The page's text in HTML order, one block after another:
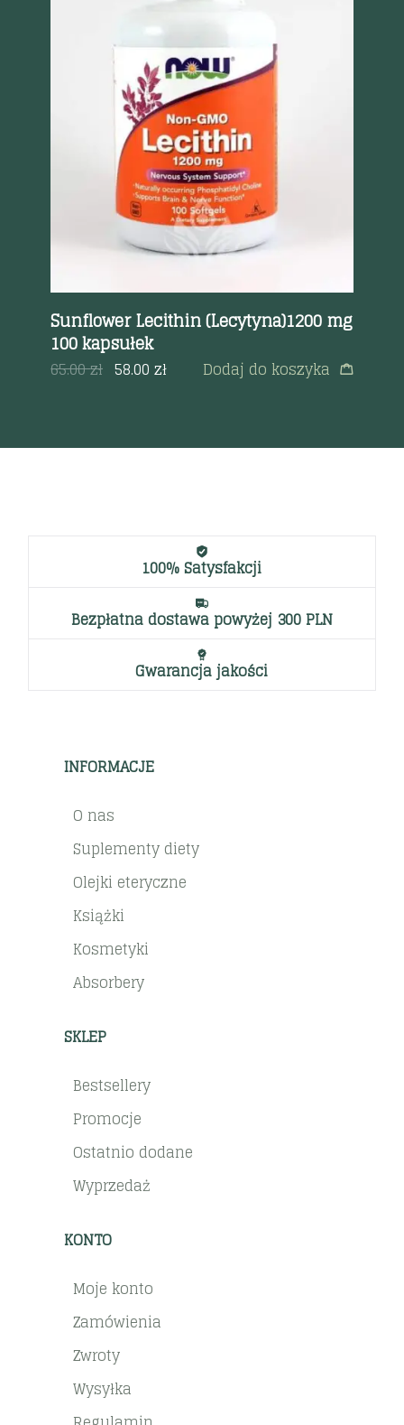
Szybki podgląd
Sunflower Lecithin (Lecytyna)1200 mg
100 kapsułek
65.00zł 58.00zł Dodaj do koszyka
100% Satysfakcji
Bezpłatna dostawa powyżej 300 PLN
Gwarancja jakości
INFORMACJE
O nas
Suplementy diety
Olejki eteryczne
Książki
Kosmetyki
Absorbery
SKLEP
Bestsellery
Promocje
Ostatnio dodane
Wyprzedaż
KONTO
Moje konto
Zamówienia
Zwroty
Wysyłka